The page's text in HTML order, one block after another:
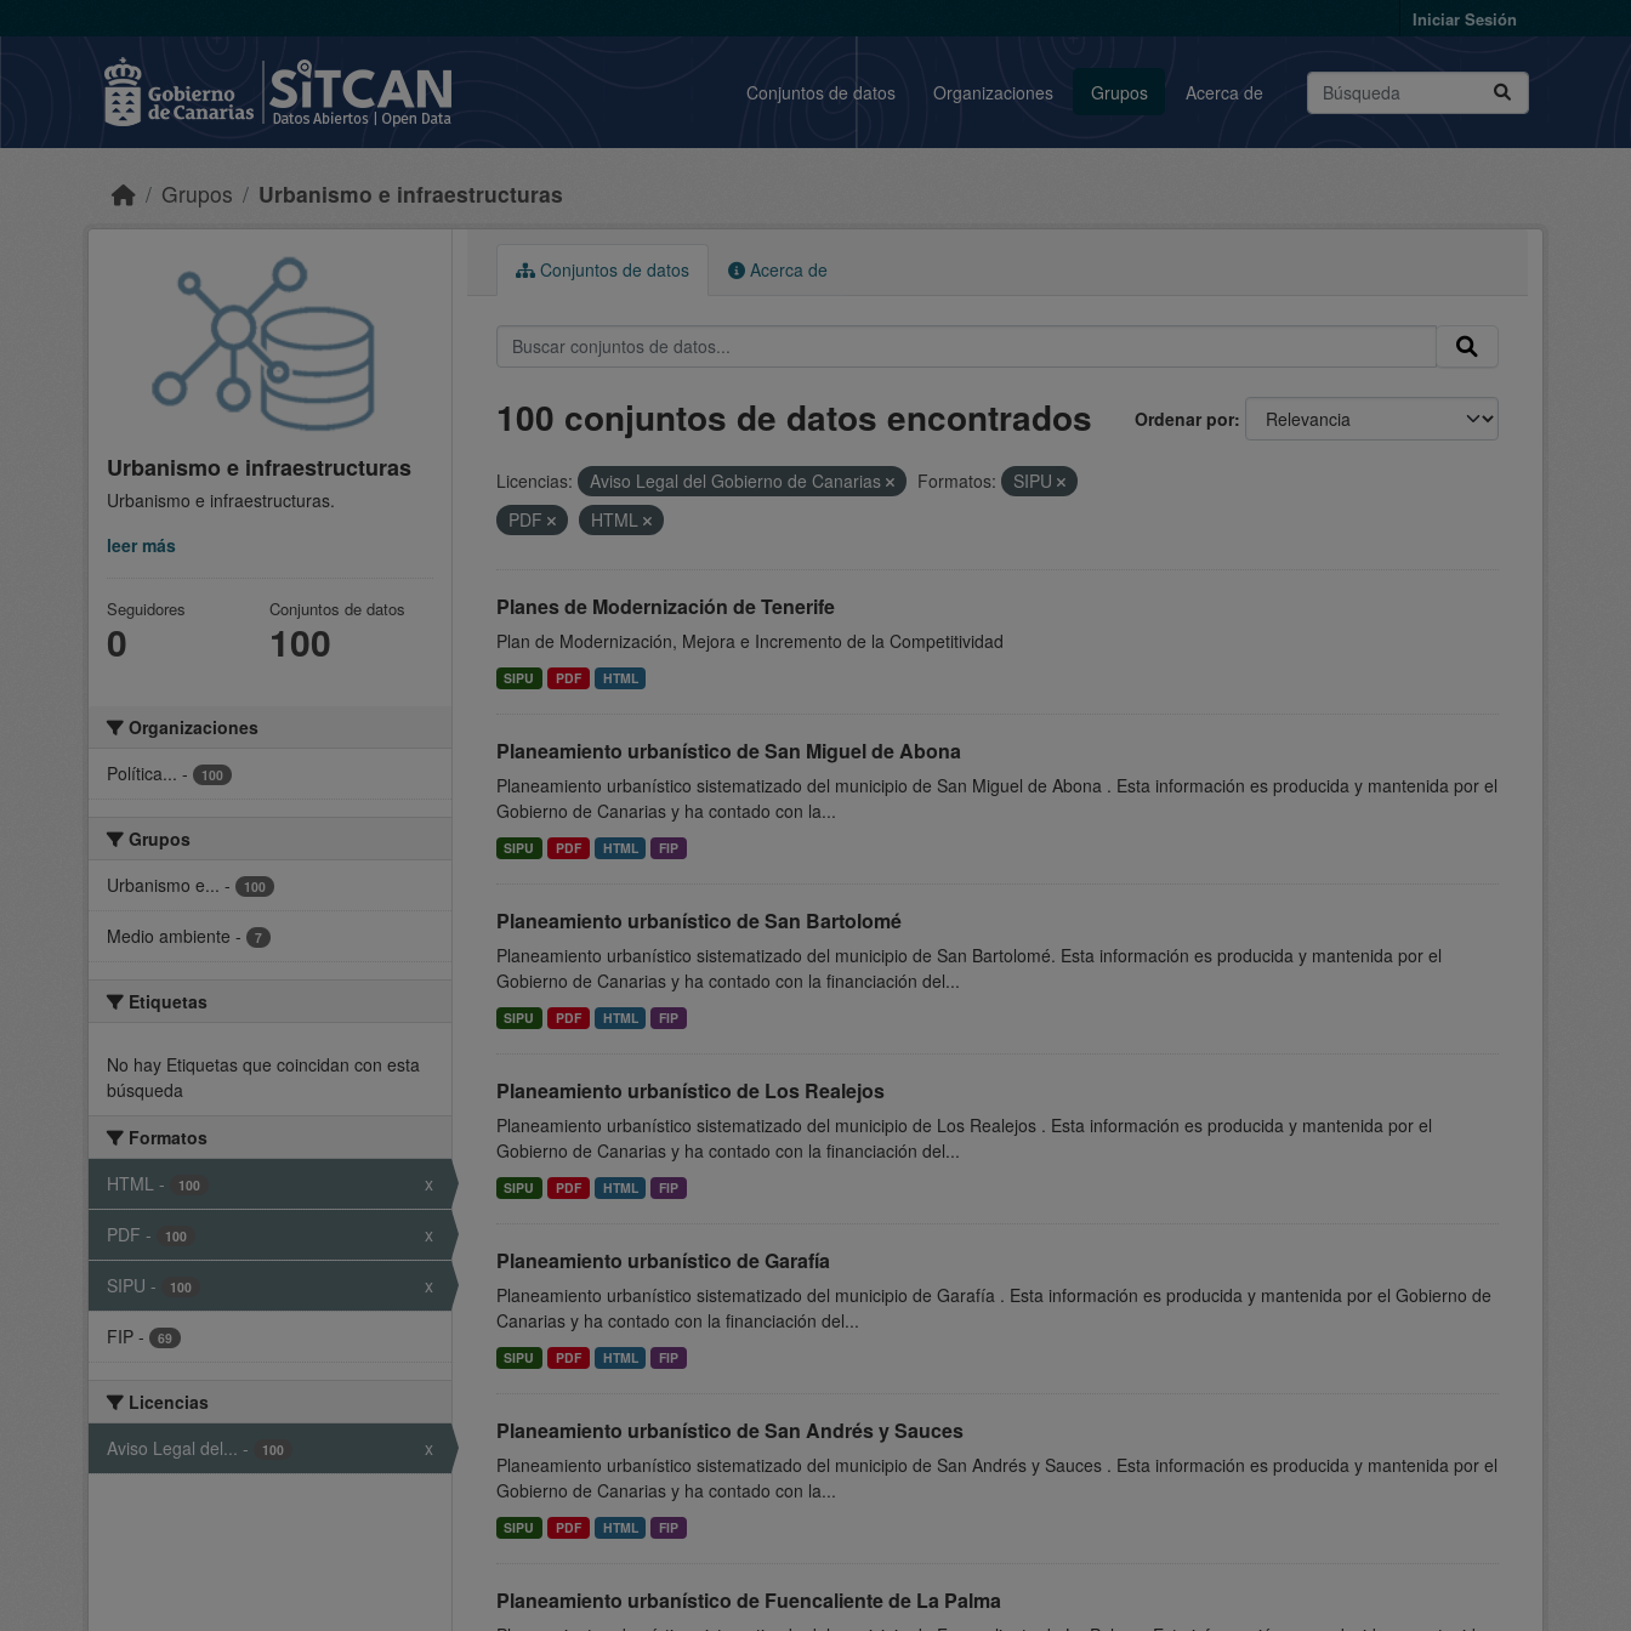
Iniciar Sesión
Conjuntos de datos Organizaciones Grupos Acerca de
Grupos Urbanismo e infraestructuras
Urbanismo e infraestructuras
Urbanismo e infraestructuras.
leer más
Seguidores
0
Conjuntos de datos
100
Organizaciones
Política... - 100
Grupos
Urbanismo e... - 100
Medio ambiente - 7
Etiquetas
No hay Etiquetas que coincidan con esta
búsqueda
Formatos
HTML - 100 x
PDF - 100 x
SIPU - 100 x
FIP - 69
Licencias
Aviso Legal del... - 100 x
Conjuntos de datos Acerca de
Ordenar por
100 conjuntos de datos encontrados
Licencias: Aviso Legal del Gobierno de Canarias Formatos:
SIPU
PDF
HTML
Planes de Modernización de Tenerife
Plan de Modernización, Mejora e Incremento de la Competitividad
SIPU PDF HTML
Planeamiento urbanístico de San Miguel de Abona
Planeamiento urbanístico sistematizado del municipio de San Miguel de Abona . Esta información es producida y mantenida por el
Gobierno de Canarias y ha contado con la...
SIPU PDF HTML FIP
Planeamiento urbanístico de San Bartolomé
Planeamiento urbanístico sistematizado del municipio de San Bartolomé. Esta información es producida y mantenida por el
Gobierno de Canarias y ha contado con la financiación del...
SIPU PDF HTML FIP
Planeamiento urbanístico de Los Realejos
Planeamiento urbanístico sistematizado del municipio de Los Realejos . Esta información es producida y mantenida por el
Gobierno de Canarias y ha contado con la financiación del...
SIPU PDF HTML FIP
Planeamiento urbanístico de Garafía
Planeamiento urbanístico sistematizado del municipio de Garafía . Esta información es producida y mantenida por el Gobierno de
Canarias y ha contado con la financiación del...
SIPU PDF HTML FIP
Planeamiento urbanístico de San Andrés y Sauces
Planeamiento urbanístico sistematizado del municipio de San Andrés y Sauces . Esta información es producida y mantenida por el
Gobierno de Canarias y ha contado con la...
SIPU PDF HTML FIP
Planeamiento urbanístico de Fuencaliente de La Palma